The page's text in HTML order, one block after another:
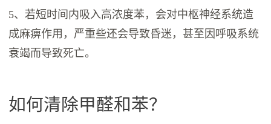
5、若短时间内吸入高浓度苯，会对中枢神经系统造
成麻痹作用，严重些还会导致昏迷，甚至因呼吸系统
衰竭而导致死亡。
如何清除甲醛和苯？